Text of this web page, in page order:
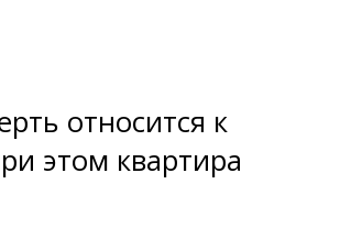
относится к
этом квартира